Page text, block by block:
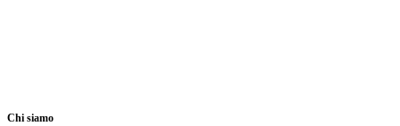
Chi siamo